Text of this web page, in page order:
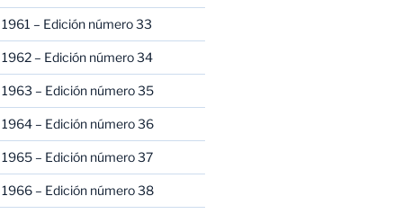
– Edición número 33
– Edición número 34
– Edición número 35
– Edición número 36
– Edición número 37
– Edición número 38